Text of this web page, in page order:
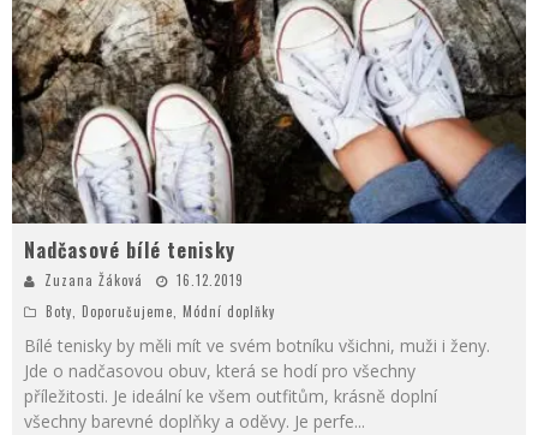
Nadčasové bílé tenisky
Zuzana Žáková
16.12.2019
Boty, Doporučujeme, Módní doplňky
Bílé tenisky by měli mít ve svém botníku všichni, muži i ženy.
Jde o nadčasovou obuv, která se hodí pro všechny
příležitosti. Je ideální ke všem outfitům, krásně doplní
všechny barevné doplňky a oděvy. Je perfe...